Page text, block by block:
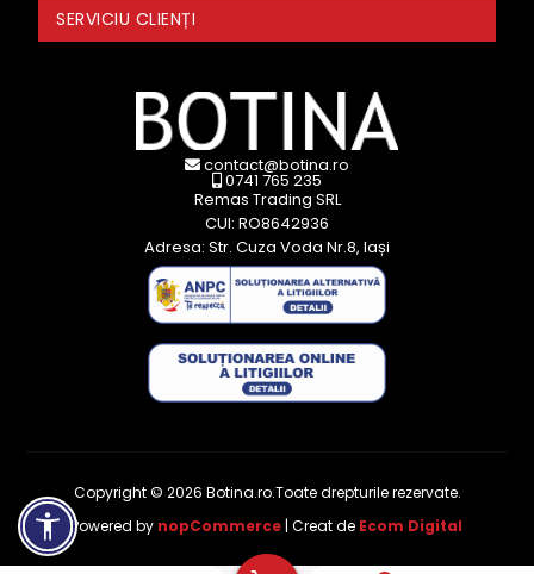
SERVICIU CLIENȚI
contact@botina.ro
0741 765 235
Remas Trading SRL
CUI: RO8642936
Adresa: Str. Cuza Voda Nr.8, Iași
Copyright © 2026 Botina.ro.Toate drepturile rezervate.
Powered by nopCommerce | Creat de Ecom Digital